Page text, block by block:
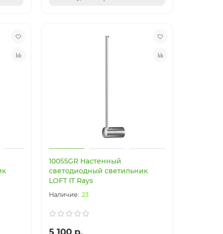
Новинка
10055GR Настенный
светодиодный светильник
LOFT IT Rays
23